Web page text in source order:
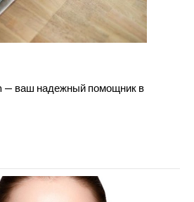
— ваш надежный помощник в